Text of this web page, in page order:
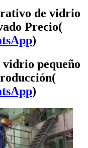
de vidrio
Precio(
)
pequeño
)